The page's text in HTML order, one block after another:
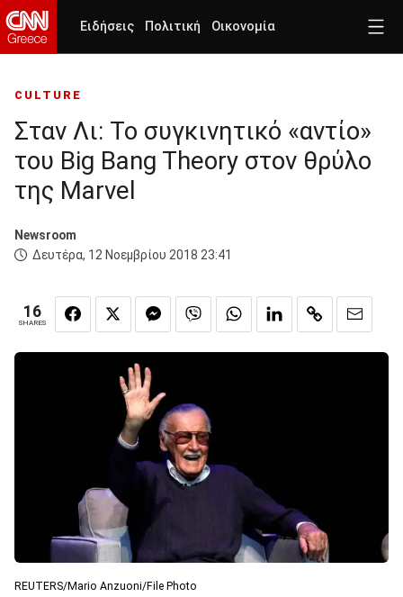
Ειδήσεις Πολιτική Οικονομία
CULTURE
Σταν Λι: Το συγκινητικό «αντίο»
του Big Bang Theory στον θρύλο
της Marvel
Newsroom
Δευτέρα, 12 Νοεμβρίου 2018 23:41
16
SHARES
REUTERS/Mario Anzuoni/File Photo